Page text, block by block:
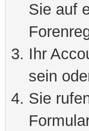
Sie auf
Ihr
sein
Sie